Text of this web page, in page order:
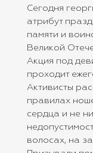
Сегодня
атрибут
памяти и
Великой
Акция под
проходит
Активисты
правилах
сердца и не
волосах, на